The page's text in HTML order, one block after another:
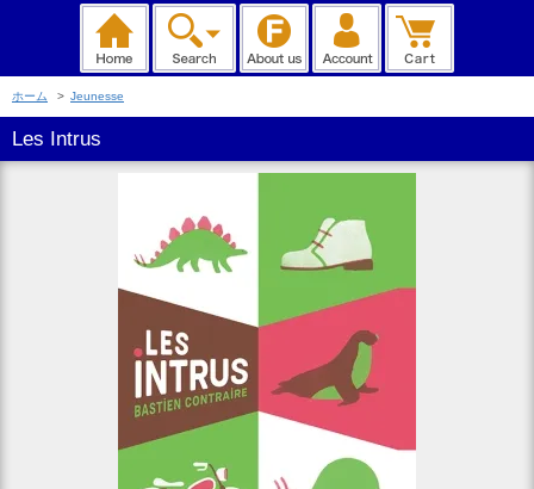
ホーム > Jeunesse
Les Intrus